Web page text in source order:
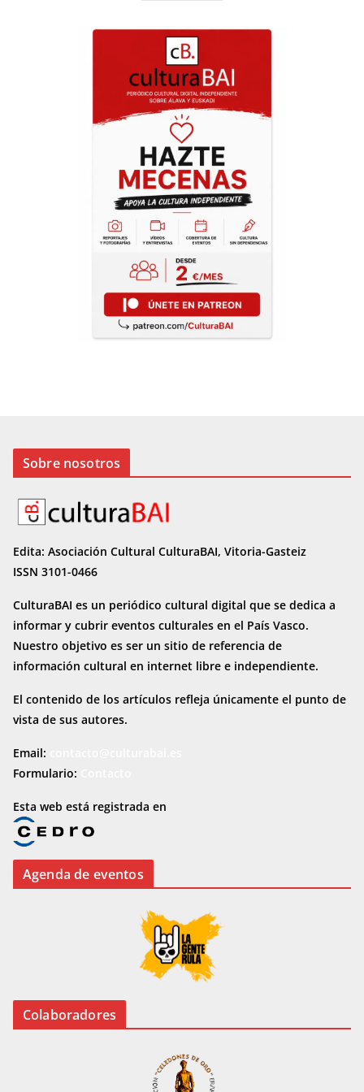
Sobre nosotros
Edita: Asociación Cultural CulturaBAI, Vitoria-Gasteiz
ISSN 3101-0466
CulturaBAI es un periódico cultural digital que se dedica a
informar y cubrir eventos culturales en el País Vasco.
Nuestro objetivo es ser un sitio de referencia de
información cultural en internet libre e independiente.
El contenido de los artículos refleja únicamente el punto de
vista de sus autores.
Email:
Formulario:
Esta web está registrada en
Agenda de eventos
Colaboradores